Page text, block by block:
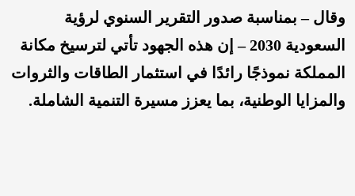
وقال – بمناسبة صدور التقرير السنوي لرؤية
السعودية 2030 – إن هذه الجهود تأتي لترسيخ مكانة
المملكة نموذجًا رائدًا في استثمار الطاقات والثروات
والمزايا الوطنية، بما يعزز مسيرة التنمية الشاملة.